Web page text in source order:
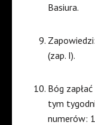
Basiura.
(zap. I).
Bóg
tym
numerów: